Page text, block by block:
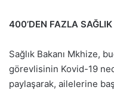
400’DEN FAZLA
Sağlık Bakanı Mkhize,
görevlisinin Kovid-19
paylaşarak, ailelerine